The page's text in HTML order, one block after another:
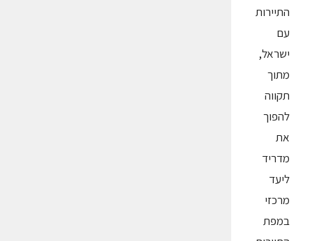
התיירות
עם
ישראל,
מתוך
תקווה
להפוך
את
מדריד
ליעד
מרכזי
במפת